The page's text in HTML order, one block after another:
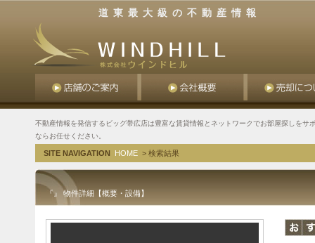
道東最大級の不動産情報
不動産情報を発信するビッグ帯広店は豊富な賃貸情報とネットワークでお部屋探しをサ
ならお任せください。
SITE NAVIGATION HOME > 検索結果
『』 物件詳細【概要・設備】